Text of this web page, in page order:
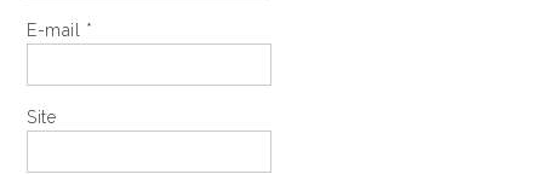
E-mail *
Site